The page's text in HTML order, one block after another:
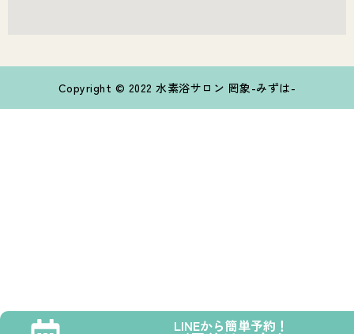
LINEから簡単予約！
Copyright © 2022 水素浴サロン 罔象-みずは-